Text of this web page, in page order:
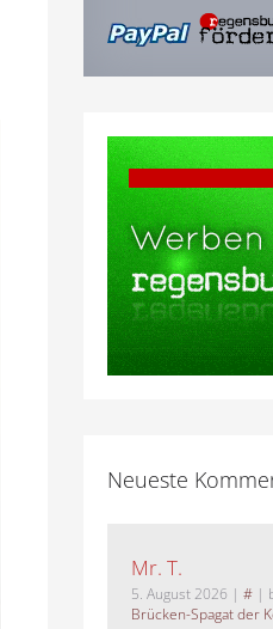
Neueste
Mr. T.
5. August 2026 | #|
Brücken-Spagat der